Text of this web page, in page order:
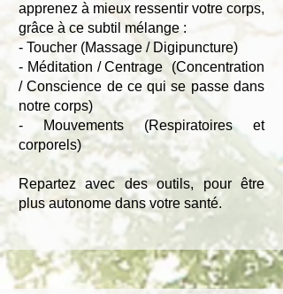
apprenez à mieux ressentir votre corps,
grâce à ce subtil mélange :
- Toucher (Massage / Digipuncture)
- Méditation / Centrage
(Concentration
/ Conscience de ce qui se passe dans
notre corps)
- Mouvements (Respiratoires et
corporels)
Repartez avec des outils, pour être
plus autonome dans votre santé.